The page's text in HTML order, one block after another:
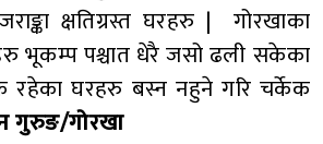
क्षतिग्रस्त घरहरु | गोरखाका
भूकम्प पश्चात धेरै जसो ढली सकेका
रहेका घरहरु बस्न नहुने गरि चर्केक
गुरुङ/गोरखा